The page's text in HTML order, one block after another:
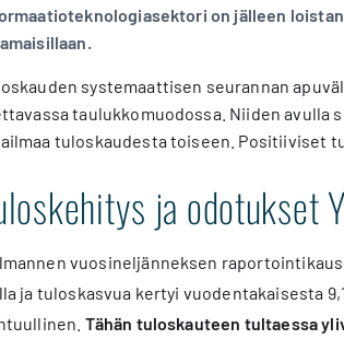
on jälleen
systemaattisen seurannan
taulukkomuodossa. Niiden avulla
tuloskaudesta toiseen. Positiiviset
ja odotukset
vuosineljänneksen
ja tuloskasvua kertyi vuodentakaisesta
Tähän tuloskauteen tultaessa